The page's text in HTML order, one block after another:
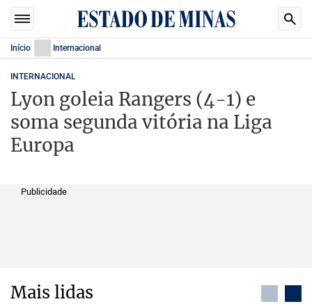
Início Internacional
INTERNACIONAL
Lyon goleia Rangers (4-1) e
soma segunda vitória na Liga
Europa
Publicidade
Mais lidas